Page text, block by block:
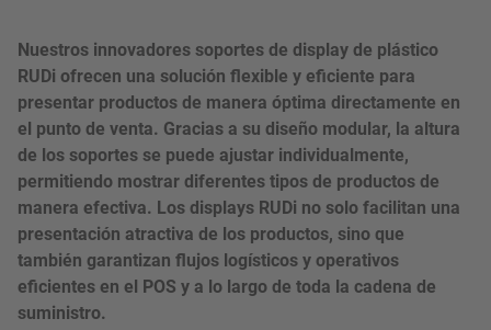
Nuestros innovadores soportes de display de plástico
RUDi ofrecen una solución flexible y eficiente para
presentar productos de manera óptima directamente en
el punto de venta. Gracias a su diseño modular, la altura
de los soportes se puede ajustar individualmente,
permitiendo mostrar diferentes tipos de productos de
manera efectiva. Los displays RUDi no solo facilitan una
presentación atractiva de los productos, sino que
también garantizan flujos logísticos y operativos
eficientes en el POS y a lo largo de toda la cadena de
suministro.